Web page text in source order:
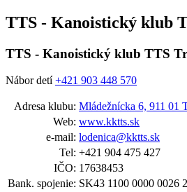
TTS - Kanoistický klub
TTS - Kanoistický klub TTS
Nábor detí+421 903 448 570
Adresa klubu: Mládežnícka 6, 911 01
Web: www.kktts.sk
e-mail: lodenica@kktts.sk
Tel: +421 904 475 427
IČO: 17638453
Bank. spojenie: SK43 1100 0000 0026